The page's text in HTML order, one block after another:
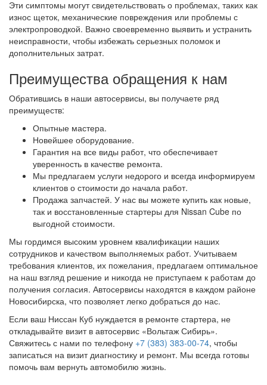
Эти симптомы могут свидетельствовать о проблемах, таких как
износ щеток, механические повреждения или проблемы с
электропроводкой. Важно своевременно выявить и устранить
неисправности, чтобы избежать серьезных поломок и
дополнительных затрат.
Преимущества обращения к нам
Обратившись в наши автосервисы, вы получаете ряд
преимуществ:
Опытные мастера.
Новейшее оборудование.
Гарантия на все виды работ, что обеспечивает
уверенность в качестве ремонта.
Мы предлагаем услуги недорого и всегда информируем
клиентов о стоимости до начала работ.
Продажа запчастей. У нас вы можете купить как новые,
так и восстановленные стартеры для Nissan Cube по
выгодной стоимости.
Мы гордимся высоким уровнем квалификации наших
сотрудников и качеством выполняемых работ. Учитываем
требования клиентов, их пожелания, предлагаем оптимальное
на наш взгляд решение и никогда не приступаем к работам до
получения согласия. Автосервисы находятся в каждом районе
Новосибирска, что позволяет легко добраться до нас.
Если ваш Ниссан Куб нуждается в ремонте стартера, не
откладывайте визит в автосервис «Вольтаж Сибирь».
Свяжитесь с нами по телефону +7 (383) 383-00-74, чтобы
записаться на визит диагностику и ремонт. Мы всегда готовы
помочь вам вернуть автомобилю жизнь.